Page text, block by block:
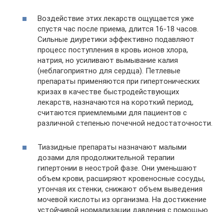
Воздействие этих лекарств ощущается уже
спустя час после приема, длится 16-18 часов.
Сильные диуретики эффективно подавляют
процесс поступления в кровь ионов хлора,
натрия, но усиливают вымывание калия
(неблагоприятно для сердца). Петлевые
препараты применяются при гипертонических
кризах в качестве быстродействующих
лекарств, назначаются на короткий период,
считаются приемлемыми для пациентов с
различной степенью почечной недостаточности.
Тиазидные препараты назначают малыми
дозами для продолжительной терапии
гипертонии в неострой фазе. Они уменьшают
объем крови, расширяют кровеносные сосуды,
утончая их стенки, снижают объем выведения
мочевой кислоты из организма. На достижение
устойчивой нормализации давления с помощью